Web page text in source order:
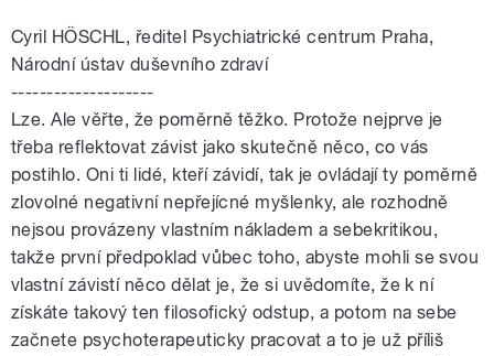
Cyril HÖSCHL, ředitel Psychiatrické centrum Praha,
Národní ústav duševního zdraví
--------------------
Lze. Ale věřte, že poměrně těžko. Protože nejprve je
třeba reflektovat závist jako skutečně něco, co vás
postihlo. Oni ti lidé, kteří závidí, tak je ovládají ty poměrně
zlovolné negativní nepřejícné myšlenky, ale rozhodně
nejsou provázeny vlastním nákladem a sebekritikou,
takže první předpoklad vůbec toho, abyste mohli se svou
vlastní závistí něco dělat je, že si uvědomíte, že k ní
získáte takový ten filosofický odstup, a potom na sebe
začnete psychoterapeuticky pracovat a to je už příliš